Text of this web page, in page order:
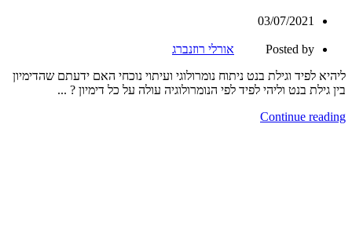
03/07/2021
Posted by
אורלי רוזנברג
ליהיא לפיד וגילת בנט ניתוח נומרולוגי ועיתוי נוכחי האם ידעתם שהדימיון
בין גילת בנט וליהי לפיד לפי הנומרולוגיה עולה על כל דימיון ? ...
Continue reading